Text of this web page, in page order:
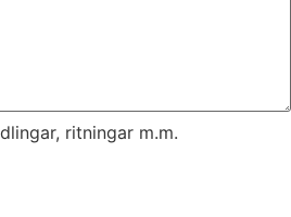
ritningar m.m.